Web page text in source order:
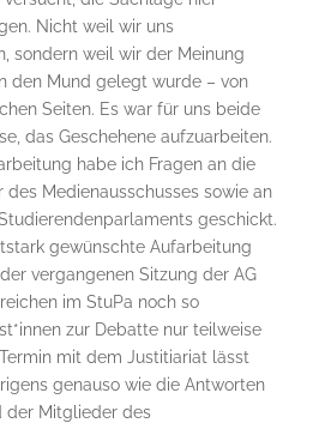
Nicht weil wir uns
sondern weil wir der Meinung
den Mund gelegt wurde – von
Seiten. Es war für uns beide
das Geschehene aufzuarbeiten.
habe ich Fragen an die
Medienausschusses sowie an
geschickt.
gewünschte Aufarbeitung
vergangenen Sitzung der AG
im StuPa noch so
zur Debatte nur teilweise
mit dem Justitiariat lässt
genauso wie die Antworten
der Mitglieder des